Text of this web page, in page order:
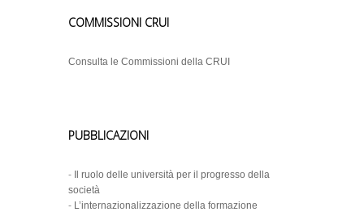
COMMISSIONI CRUI
Consulta le Commissioni della CRUI
PUBBLICAZIONI
-
Il ruolo delle università per il progresso della
società
- L’internazionalizzazione della formazione